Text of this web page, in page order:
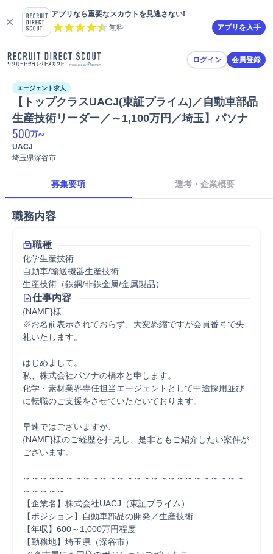
アプリなら重要なスカウトを見逃さない!
無料
アプリを入手
ログイン 会員登録
エージェント求人
【トップクラスUACJ(東証プライム)／自動車部品
生産技術リーダー／～1,100万円／埼玉】パソナ
500万~
UACJ
埼玉県深谷市
募集要項 選考・企業概要
職務内容
職種
化学生産技術
自動車/輸送機器生産技術
生産技術（鉄鋼/非鉄金属/金属製品）
仕事内容
{NAME}様
※お名前表示されておらず、大変恐縮ですが会員番号で失
礼いたします。
はじめまして。
私、株式会社パソナの橋本と申します。
化学・素材業界専任担当エージェントとして中途採用並び
に転職のご支援をさせていただいております。
早速ではございますが、
{NAME}様のご経歴を拝見し、是非ともご紹介したい案件が
ございます。
～～～～～～～～～～～～～～～～～～～～～～～～～～
～～～～～
【企業名】株式会社UACJ（東証プライム）
【ポジション】自動車部品の開発／生産技術
【年収】600～1,000万円程度
【勤務地】埼玉県（深谷市）